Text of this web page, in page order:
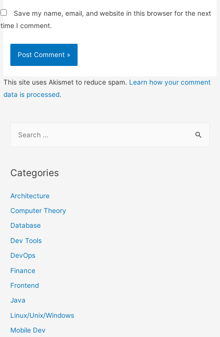
Save my name, email, and website in this browser for the next
time I comment.
This site uses Akismet to reduce spam. Learn how your comment
data is processed.
r
h
f
o
Categories
Architecture
Computer Theory
Database
Dev Tools
DevOps
Finance
Frontend
Java
Linux/Unix/Windows
Mobile Dev